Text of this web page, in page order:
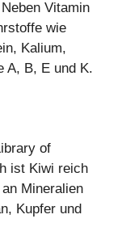
Vitamin
wie
Kalium,
A, B, E und K.
of
ist Kiwi reich
Mineralien
Kupfer und